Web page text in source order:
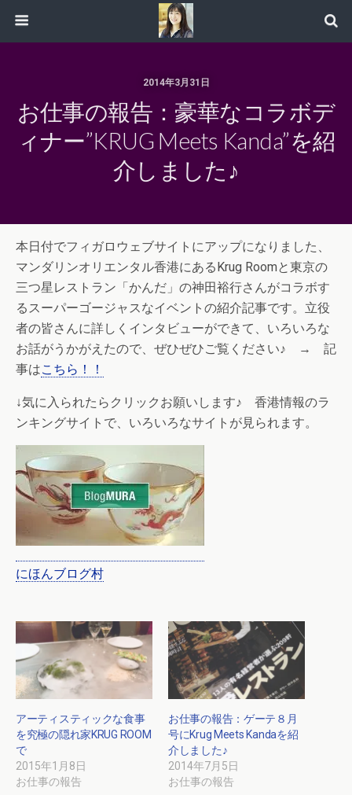
2014年3月31日
お仕事の報告：豪華なコラボデ
ィナー”KRUG Meets Kanda”を紹
介しました♪
本日付でフィガロウェブサイトにアップになりました、
マンダリンオリエンタル香港にあるKrug Roomと東京の
三つ星レストラン「かんだ」の神田裕行さんがコラボす
るスーパーゴージャスなイベントの紹介記事です。立役
者の皆さんに詳しくインタビューができて、いろいろな
お話がうかがえたので、ぜひぜひご覧ください♪ → 記
事はこちら！！
↓気に入られたらクリックお願いします♪ 香港情報のラ
ンキングサイトで、いろいろなサイトが見られます。
にほんブログ村
アーティスティックな食事
を究極の隠れ家KRUG ROOM
で
2015年1月8日
お仕事の報告
お仕事の報告：ゲーテ８月
号にKrug Meets Kandaを紹
介しました♪
2014年7月5日
お仕事の報告